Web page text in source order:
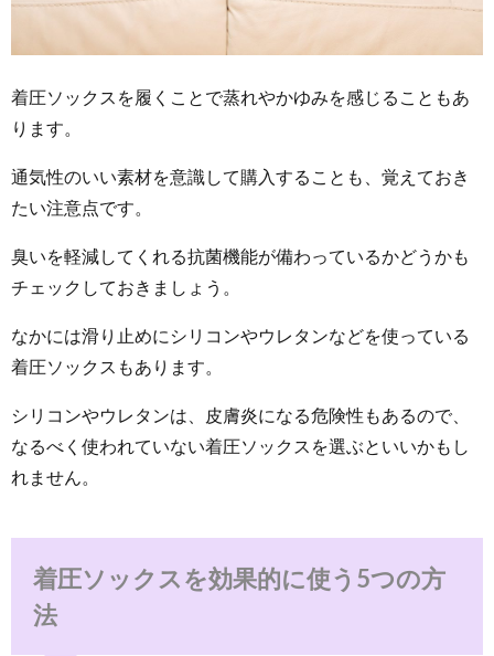
着圧ソックスを履くことで蒸れやかゆみを感じることもあ
ります。
通気性のいい素材を意識して購入することも、覚えておき
たい注意点です。
臭いを軽減してくれる抗菌機能が備わっているかどうかも
チェックしておきましょう。
なかには滑り止めにシリコンやウレタンなどを使っている
着圧ソックスもあります。
シリコンやウレタンは、皮膚炎になる危険性もあるので、
なるべく使われていない着圧ソックスを選ぶといいかもし
れません。
着圧ソックスを効果的に使う5つの方
法